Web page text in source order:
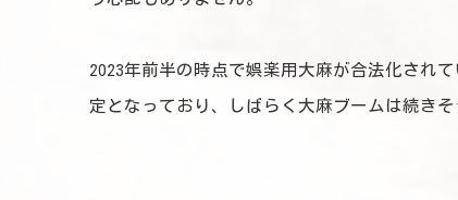
2023年前半の時点で娯楽用大麻が合法化され
定となっており、しばらく大麻ブームは続きそ